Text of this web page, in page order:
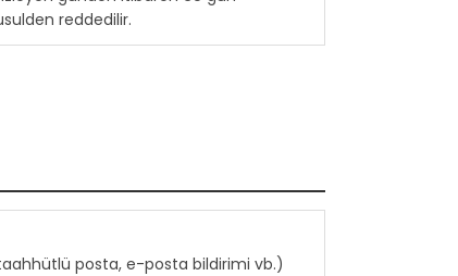
reddedilir.
posta, e-posta bildirimi vb.)